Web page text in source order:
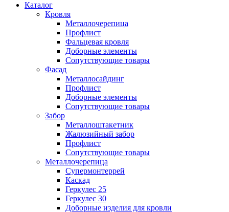
Каталог
Кровля
Металлочерепица
Профлист
Фальцевая кровля
Доборные элементы
Сопутствующие товары
Фасад
Металлосайдинг
Профлист
Доборные элементы
Сопутствующие товары
Забор
Металлоштакетник
Жалюзийный забор
Профлист
Сопутствующие товары
Металлочерепица
Супермонтеррей
Каскад
Геркулес 25
Геркулес 30
Доборные изделия для кровли